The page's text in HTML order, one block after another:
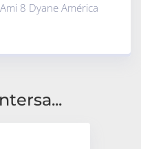
8 Dyane América